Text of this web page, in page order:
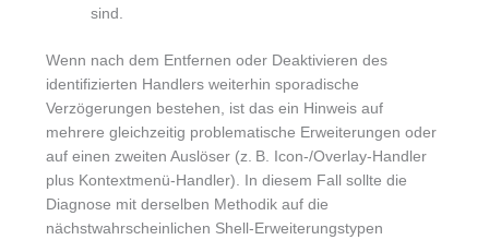
sind.
Wenn nach dem Entfernen oder Deaktivieren des
identifizierten Handlers weiterhin sporadische
Verzögerungen bestehen, ist das ein Hinweis auf
mehrere gleichzeitig problematische Erweiterungen oder
auf einen zweiten Auslöser (z. B. Icon-/Overlay-Handler
plus Kontextmenü-Handler). In diesem Fall sollte die
Diagnose mit derselben Methodik auf die
nächstwahrscheinlichen Shell-Erweiterungstypen